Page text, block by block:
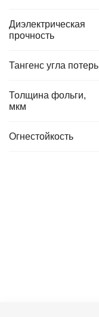
Диэлектрическая
прочность
Тангенс угла потерь
Толщина фольги,
мкм
Огнестойкость